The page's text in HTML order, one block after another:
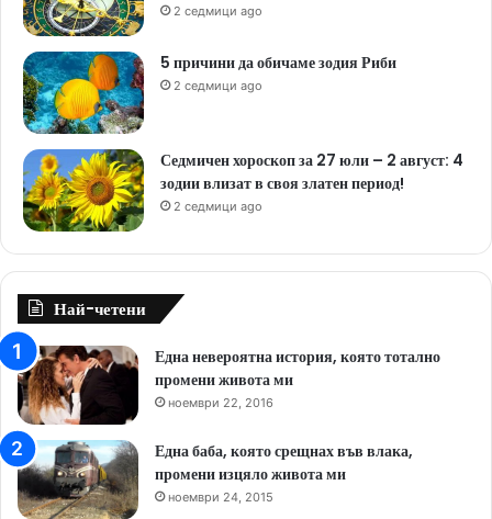
2 седмици ago
5 причини да обичаме зодия Риби
2 седмици ago
Седмичен хороскоп за 27 юли – 2 август: 4
зодии влизат в своя златен период!
2 седмици ago
Най-четени
Една невероятна история, която тотално
промени живота ми
ноември 22, 2016
Една баба, която срещнах във влака,
промени изцяло живота ми
ноември 24, 2015